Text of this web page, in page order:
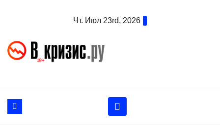
Чт. Июл 23rd, 2026